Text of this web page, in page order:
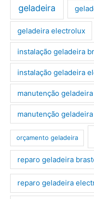
geladeira
geladeira electrolux
instalação geladeira
instalação geladeira
manutenção
manutenção
orçamento geladeira
reparo geladeira
reparo geladeira